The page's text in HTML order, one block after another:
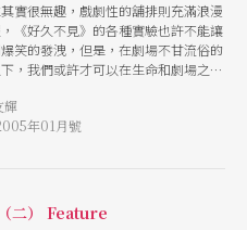
實很無趣，戲劇性的舖排則充滿浪漫
《好久不見》的各種實驗也許不能讓
笑的發洩，但是，在劇場不甘流俗的
，我們或許才可以在生命和劇場之間
輝
年01月號
二） Feature